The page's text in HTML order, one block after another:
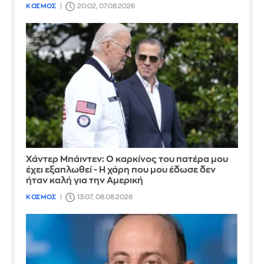
ΚΟΣΜΟΣ 20:02, 07.08.2026
Χάντερ Μπάιντεν: Ο καρκίνος του πατέρα μου
έχει εξαπλωθεί - Η χάρη που μου έδωσε δεν
ήταν καλή για την Αμερική
ΚΟΣΜΟΣ 13:07, 08.08.2026